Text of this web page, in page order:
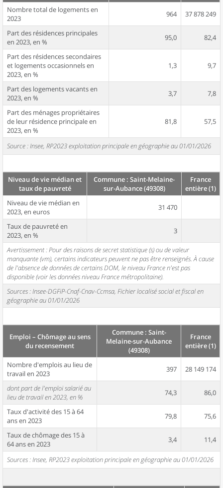
Nombre total de logements en
2023
964 37 878 249
Part des résidences principales
en 2023, en %
95,0 82,4
Part des résidences secondaires
et logements occasionnels en
2023, en %
1,3 9,7
Part des logements vacants en
2023, en %
3,7 7,8
Part des ménages propriétaires
de leur résidence principale en
2023, en %
81,8 57,5
Source : Insee, RP2023 exploitation principale en géographie au 01/01/2026
Niveau de vie médian et
taux de pauvreté
Commune : Saint-Melaine-
sur-Aubance (49308)
France
entière (1)
Niveau de vie médian en
2023, en euros
31 470
Taux de pauvreté en
2023, en %
3
Avertissement : Pour des raisons de secret statistique (s) ou de valeur
manquante (vm), certains indicateurs peuvent ne pas être renseignés. À cause
de l'absence de données de certains DOM, le niveau France n'est pas
disponible (voir les données niveau France métropolitaine).
Sources : Insee-DGFiP-Cnaf-Cnav-Ccmsa, Fichier localisé social et fiscal en
géographie au 01/01/2026
Emploi – Chômage au sens
du recensement
Commune : Saint-
Melaine-sur-Aubance
(49308)
France
entière (1)
Nombre d'emplois au lieu de
travail en 2023
397 28 149 174
dont part de l'emploi salarié au
lieu de travail en 2023, en %
74,3 86,0
Taux d'activité des 15 à 64
ans en 2023
79,8 75,6
Taux de chômage des 15 à
64 ans en 2023
3,4 11,4
Sources : Insee, RP2023 exploitation principale en géographie au 01/01/2026